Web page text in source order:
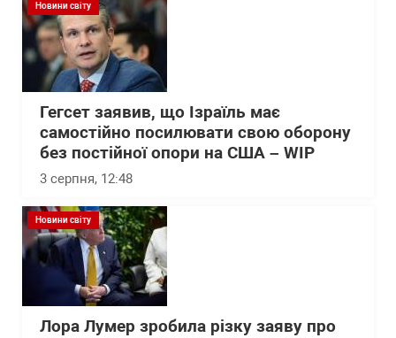
Новини світу
Гегсет заявив, що Ізраїль має
самостійно посилювати свою оборону
без постійної опори на США – WІP
3 серпня, 12:48
Новини світу
Лора Лумер зробила різку заяву про